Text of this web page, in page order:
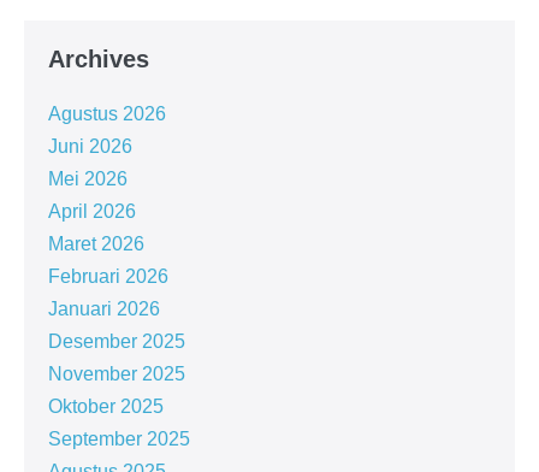
Archives
Agustus 2026
Juni 2026
Mei 2026
April 2026
Maret 2026
Februari 2026
Januari 2026
Desember 2025
November 2025
Oktober 2025
September 2025